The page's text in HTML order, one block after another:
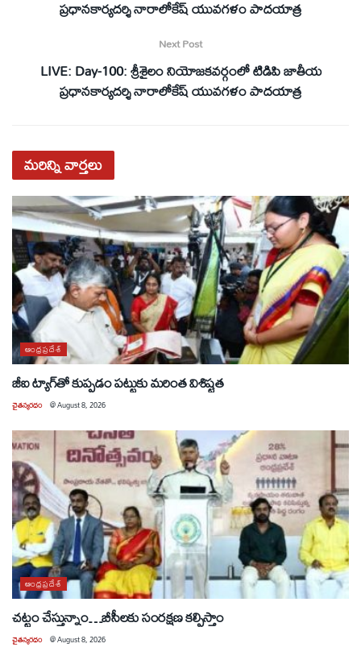
ప్ర‌ధానకార్య‌ద‌ర్శి నారాలోకేష్ యువ‌గ‌ళం పాద‌యాత్ర
Next Post
LIVE: Day-100: శ్రీశైలం నియోజ‌క‌వ‌ర్గంలో టిడిపి జాతీయ
ప్ర‌ధానకార్య‌ద‌ర్శి నారాలోకేష్ యువ‌గ‌ళం పాద‌యాత్ర
మరిన్నివార్తలు
ఆంధ్రప్రదేశ్
జీఐ ట్యాగ్‌తో కుప్పడం పట్టుకు మరింత విశిష్టత
చైతన్యరధం @August 8, 2026
ఆంధ్రప్రదేశ్
చట్టం చేస్తున్నాం…బీసీలకు సంరక్షణ కల్పిస్తాం
చైతన్యరధం @August 8, 2026